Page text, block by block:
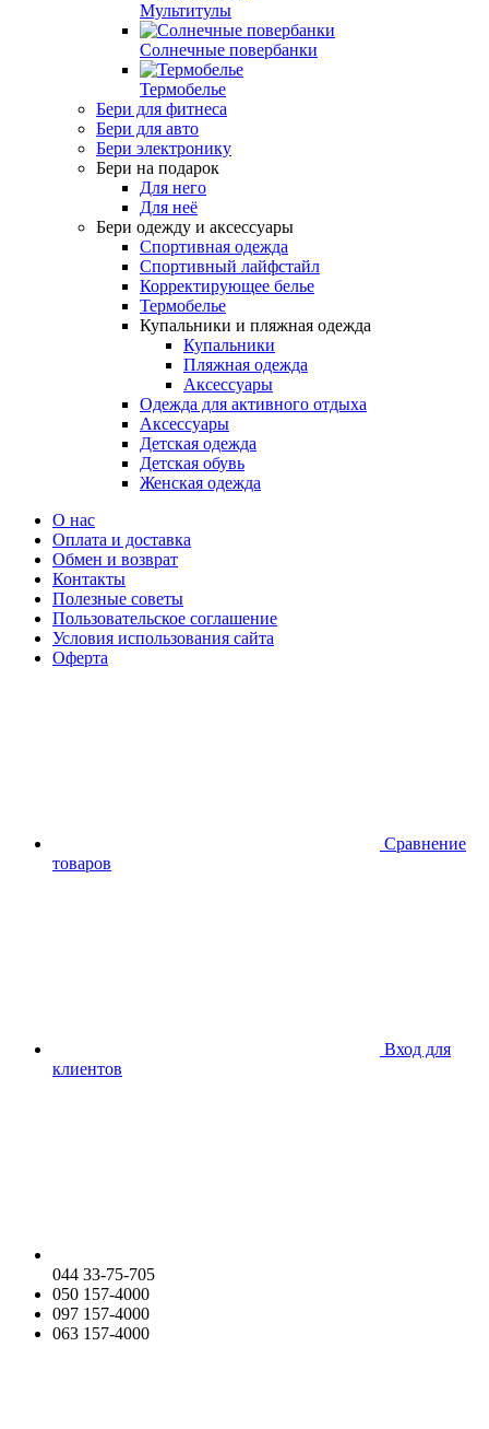
Мультитулы
Солнечные повербанки
Термобелье
Бери для фитнеса
Бери для авто
Бери электронику
Бери на подарок
Для него
Для неё
Бери одежду и аксессуары
Спортивная одежда
Спортивный лайфстайл
Корректирующее белье
Термобелье
Купальники и пляжная одежда
Купальники
Пляжная одежда
Аксессуары
Одежда для активного отдыха
Аксессуары
Детская одежда
Детская обувь
Женская одежда
О нас
Оплата и доставка
Обмен и возврат
Контакты
Полезные советы
Пользовательское соглашение
Условия использования сайта
Оферта
Сравнение
товаров
Вход для
клиентов
044 33-75-705
050 157-4000
097 157-4000
063 157-4000